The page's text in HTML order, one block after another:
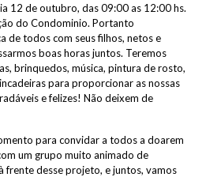
12 de outubro, das 09:00 as 12:00 hs.
do Condominio. Portanto
de todos com seus filhos, netos e
boas horas juntos. Teremos
brinquedos, música, pintura de rosto,
para proporcionar as nossas
e felizes! Não deixem de
para convidar a todos a doarem
um grupo muito animado de
frente desse projeto, e juntos, vamos